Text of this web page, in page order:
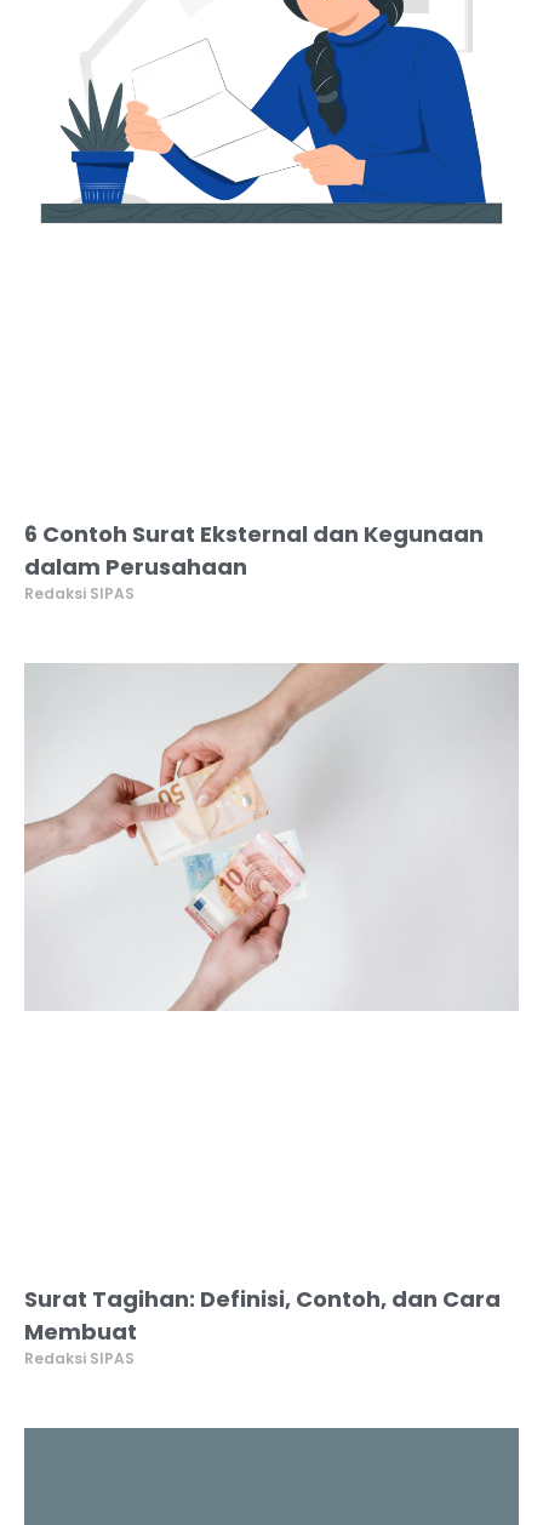
6 Contoh Surat Eksternal dan Kegunaan
dalam Perusahaan
Redaksi SIPAS
Surat Tagihan: Definisi, Contoh, dan Cara
Membuat
Redaksi SIPAS